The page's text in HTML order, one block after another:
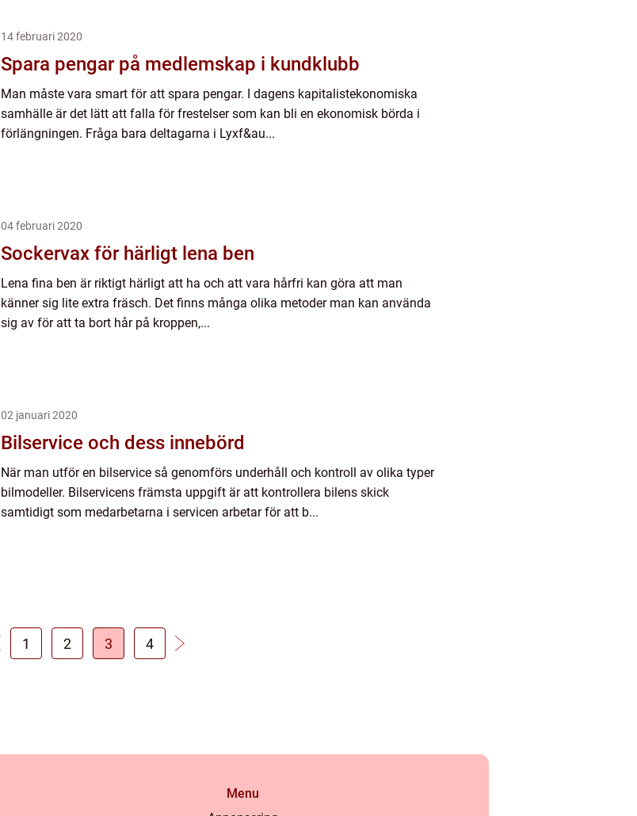
14 februari 2020
Spara pengar på medlemskap i kundklubb
Man måste vara smart för att spara pengar. I dagens kapitalistekonomiska
samhälle är det lätt att falla för frestelser som kan bli en ekonomisk börda i
förlängningen. Fråga bara deltagarna i Lyxf&au...
04 februari 2020
Sockervax för härligt lena ben
Lena fina ben är riktigt härligt att ha och att vara hårfri kan göra att man
känner sig lite extra fräsch. Det finns många olika metoder man kan använda
sig av för att ta bort hår på kroppen,...
02 januari 2020
Bilservice och dess innebörd
När man utför en bilservice så genomförs underhåll och kontroll av olika typer
bilmodeller. Bilservicens främsta uppgift är att kontrollera bilens skick
samtidigt som medarbetarna i servicen arbetar för att b...
1 2 3 4
Menu